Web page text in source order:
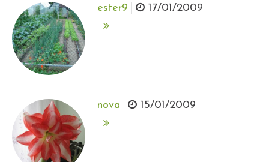
ester9 17/01/2009
nova 15/01/2009